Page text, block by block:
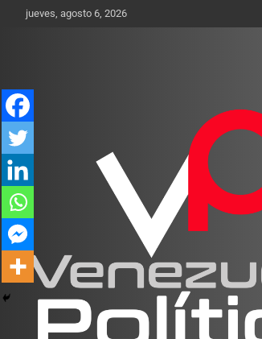
Saltarjueves, agosto 6, 2026